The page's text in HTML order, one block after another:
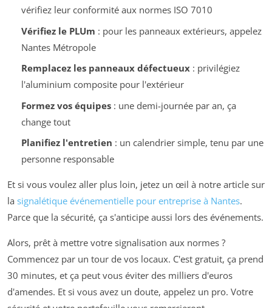
vérifiez leur conformité aux normes ISO 7010
Vérifiez le PLUm : pour les panneaux extérieurs, appelez
Nantes Métropole
Remplacez les panneaux défectueux: privilégiez
l'aluminium composite pour l'extérieur
Formez vos équipes: une demi-journée par an, ça
change tout
Planifiez l'entretien : un calendrier simple, tenu par une
personne responsable
Et si vous voulez aller plus loin, jetez un œil à notre article sur
la signalétique événementielle pour entreprise à Nantes.
Parce que la sécurité, ça s'anticipe aussi lors des événements.
Alors, prêt à mettre votre signalisation aux normes ?
Commencez par un tour de vos locaux. C'est gratuit, ça prend
30 minutes, et ça peut vous éviter des milliers d'euros
d'amendes. Et si vous avez un doute, appelez un pro. Votre